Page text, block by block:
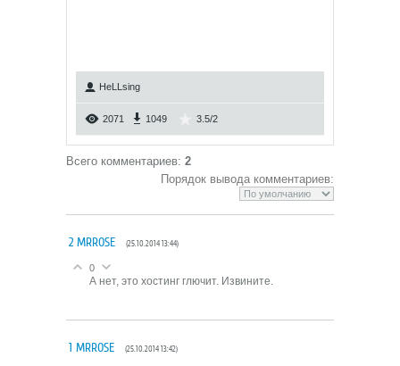
HeLLsing
2071 1049 3.5/2
Всего комментариев: 2
Порядок вывода комментариев:
2 MRROSE (25.10.2014 13:44)
0
А нет, это хостинг глючит. Извините.
1 MRROSE (25.10.2014 13:42)